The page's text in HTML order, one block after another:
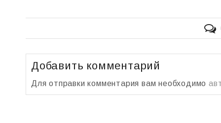
Добавить комментарий
Для отправки комментария вам необходимо